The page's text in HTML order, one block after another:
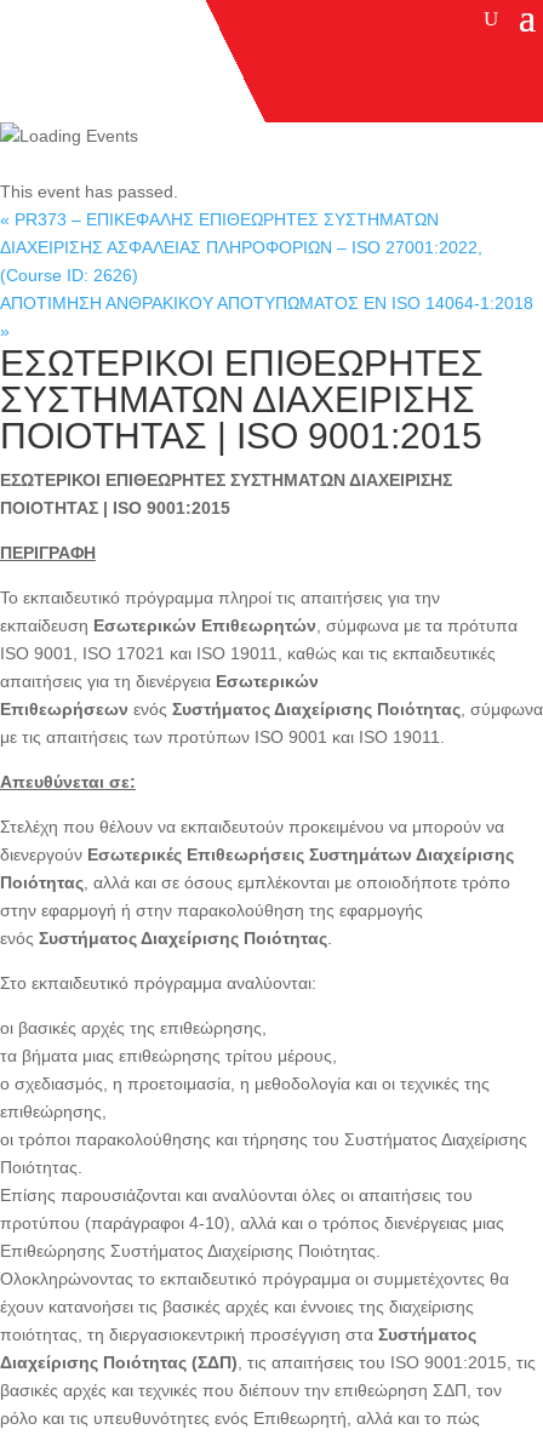
This event has passed.
« PR373 – ΕΠΙΚΕΦΑΛΗΣ ΕΠΙΘΕΩΡΗΤΕΣ ΣΥΣΤΗΜΑΤΩΝ
ΔΙΑΧΕΙΡΙΣΗΣ ΑΣΦΑΛΕΙΑΣ ΠΛΗΡΟΦΟΡΙΩΝ – ISO 27001:2022,
(Course ID: 2626)
ΑΠΟΤΙΜΗΣΗ ΑΝΘΡΑΚΙΚΟΥ ΑΠΟΤΥΠΩΜΑΤΟΣ EN ISO 14064-1:2018
»
ΕΣΩΤΕΡΙΚΟΙ ΕΠΙΘΕΩΡΗΤΕΣ
ΣΥΣΤΗΜΑΤΩΝ ΔΙΑΧΕΙΡΙΣΗΣ
ΠΟΙΟΤΗΤΑΣ | ISO 9001:2015
ΕΣΩΤΕΡΙΚΟΙ ΕΠΙΘΕΩΡΗΤΕΣ ΣΥΣΤΗΜΑΤΩΝ ΔΙΑΧΕΙΡΙΣΗΣ
ΠΟΙΟΤΗΤΑΣ | ISO 9001:2015
ΠΕΡΙΓΡΑΦΗ
Το εκπαιδευτικό πρόγραμμα πληροί τις απαιτήσεις για την
εκπαίδευση Εσωτερικών Επιθεωρητών , σύμφωνα με τα πρότυπα
ISO 9001, ISO 17021 και ISO 19011, καθώς και τις εκπαιδευτικές
απαιτήσεις για τη διενέργεια Εσωτερικών
Επιθεωρήσεων ενός Συστήματος Διαχείρισης Ποιότητας , σύμφωνα
με τις απαιτήσεις των προτύπων ISO 9001 και ISO 19011.
Απευθύνεται σε:
Στελέχη που θέλουν να εκπαιδευτούν προκειμένου να μπορούν να
διενεργούν Εσωτερικές Επιθεωρήσεις Συστημάτων Διαχείρισης
Ποιότητας , αλλά και σε όσους εμπλέκονται με οποιοδήποτε τρόπο
στην εφαρμογή ή στην παρακολούθηση της εφαρμογής
ενός Συστήματος Διαχείρισης Ποιότητας
Στο εκπαιδευτικό πρόγραμμα αναλύονται:
οι βασικές αρχές της επιθεώρησης,
τα βήματα μιας επιθεώρησης τρίτου μέρους,
ο σχεδιασμός, η προετοιμασία, η μεθοδολογία και οι τεχνικές της
επιθεώρησης,
οι τρόποι παρακολούθησης και τήρησης του Συστήματος Διαχείρισης
Ποιότητας.
Επίσης παρουσιάζονται και αναλύονται όλες οι απαιτήσεις του
προτύπου (παράγραφοι 4-10), αλλά και ο τρόπος διενέργειας μιας
Επιθεώρησης Συστήματος Διαχείρισης Ποιότητας.
Ολοκληρώνοντας το εκπαιδευτικό πρόγραμμα οι συμμετέχοντες θα
έχουν κατανοήσει τις βασικές αρχές και έννοιες της διαχείρισης
ποιότητας, τη διεργασιοκεντρική προσέγγιση στα Συστήματος
Διαχείρισης Ποιότητας (ΣΔΠ) , τις απαιτήσεις του ISO 9001:2015, τις
βασικές αρχές και τεχνικές που διέπουν την επιθεώρηση ΣΔΠ, τον
ρόλο και τις υπευθυνότητες ενός Επιθεωρητή, αλλά και το πώς